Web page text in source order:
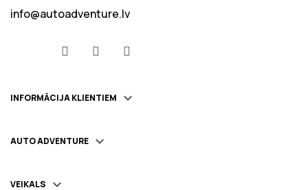
info@autoadventure.lv
INFORMĀCIJA KLIENTIEM 
AUTO ADVENTURE 
VEIKALS 
FacebookYouTube